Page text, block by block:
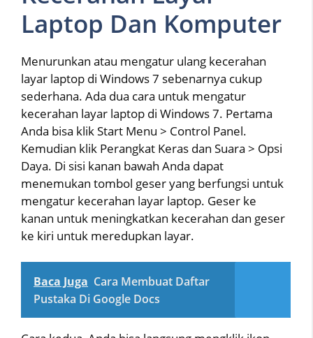
Laptop Dan Komputer
Menurunkan atau mengatur ulang kecerahan
layar laptop di Windows 7 sebenarnya cukup
sederhana. Ada dua cara untuk mengatur
kecerahan layar laptop di Windows 7. Pertama
Anda bisa klik Start Menu > Control Panel.
Kemudian klik Perangkat Keras dan Suara > Opsi
Daya. Di sisi kanan bawah Anda dapat
menemukan tombol geser yang berfungsi untuk
mengatur kecerahan layar laptop. Geser ke
kanan untuk meningkatkan kecerahan dan geser
ke kiri untuk meredupkan layar.
Baca Juga Cara Membuat Daftar
Pustaka Di Google Docs